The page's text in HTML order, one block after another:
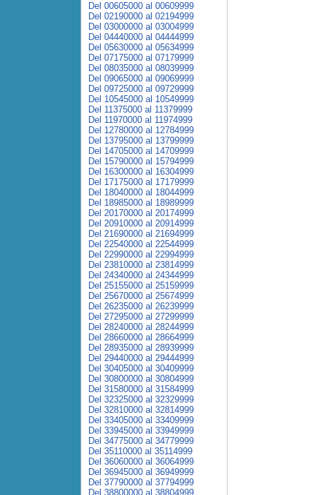
Del 00605000 al 00609999
Del 02190000 al 02194999
Del 03000000 al 03004999
Del 04440000 al 04444999
Del 05630000 al 05634999
Del 07175000 al 07179999
Del 08035000 al 08039999
Del 09065000 al 09069999
Del 09725000 al 09729999
Del 10545000 al 10549999
Del 11375000 al 11379999
Del 11970000 al 11974999
Del 12780000 al 12784999
Del 13795000 al 13799999
Del 14705000 al 14709999
Del 15790000 al 15794999
Del 16300000 al 16304999
Del 17175000 al 17179999
Del 18040000 al 18044999
Del 18985000 al 18989999
Del 20170000 al 20174999
Del 20910000 al 20914999
Del 21690000 al 21694999
Del 22540000 al 22544999
Del 22990000 al 22994999
Del 23810000 al 23814999
Del 24340000 al 24344999
Del 25155000 al 25159999
Del 25670000 al 25674999
Del 26235000 al 26239999
Del 27295000 al 27299999
Del 28240000 al 28244999
Del 28660000 al 28664999
Del 28935000 al 28939999
Del 29440000 al 29444999
Del 30405000 al 30409999
Del 30800000 al 30804999
Del 31580000 al 31584999
Del 32325000 al 32329999
Del 32810000 al 32814999
Del 33405000 al 33409999
Del 33945000 al 33949999
Del 34775000 al 34779999
Del 35110000 al 35114999
Del 36060000 al 36064999
Del 36945000 al 36949999
Del 37790000 al 37794999
Del 38800000 al 38804999